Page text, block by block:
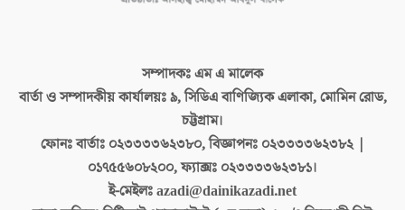
সম্পাদকঃএম এ মালেক
বার্তা ও সম্পাদকীয় কার্যালয়ঃ৯, সিডিএ বাণিজ্যিক এলাকা, মোমিন রোড,
চট্টগ্রাম।
ফোনঃ বার্তাঃ ০২৩৩৩৩৬২৩৮০, বিজ্ঞাপনঃ ০২৩৩৩৩৬২৩৮২ |
০১৭৫৫৬০৮২০০, ফ্যাক্সঃ ০২৩৩৩৩৬২৩৮১।
ই-মেইলঃazadi@dainikazadi.net